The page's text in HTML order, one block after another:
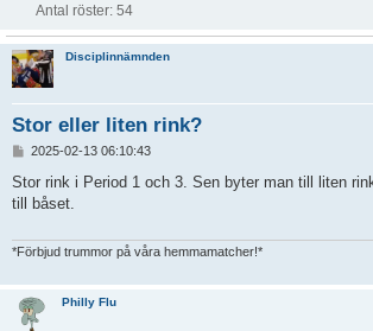
Antal röster: 54
Disciplinnämnden
Stor eller liten rink?
l
ä
g
2025-02-13 06:10:43
Stor rink i Period 1 och 3. Sen byter man till liten
till båset.
*Förbjud trummor på våra hemmamatcher!*
Philly Flu